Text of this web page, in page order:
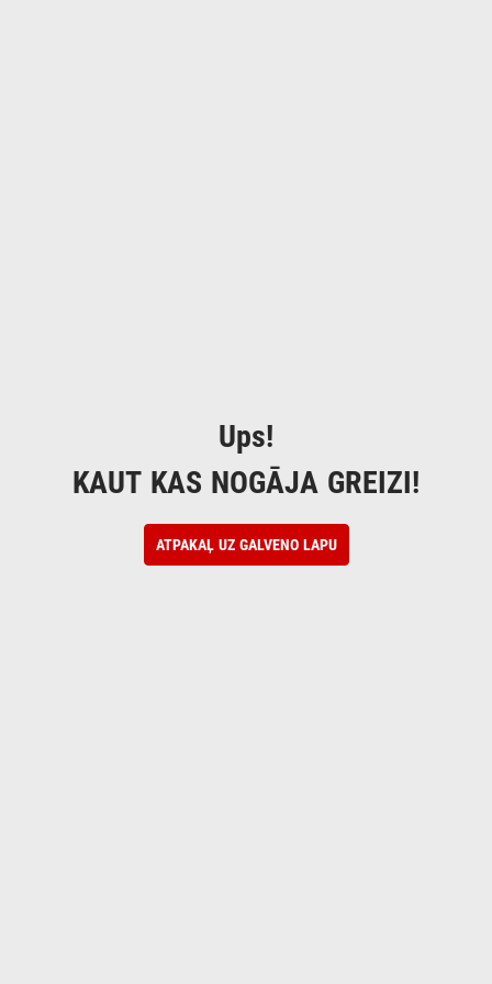
Ups!
KAUT KAS NOGĀJA GREIZI!
ATPAKAĻ UZ GALVENO LAPU